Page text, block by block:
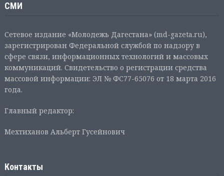
СМИ
Сетевое издание «Молодежь Дагестана» (md-gazeta.ru),
зарегистрирован Федеральной службой по надзору в
сфере связи, информационных технологий и массовых
коммуникаций. Свидетельство о регистрации средства
массовой информации: ЭЛ № ФС77-65076 от 18 марта 2016
года.
Главный редактор:
Мехтиханов Альберт Гусейнович
Контакты